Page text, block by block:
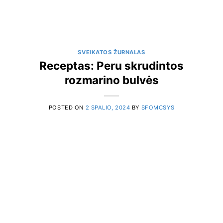
SVEIKATOS ŽURNALAS
Receptas: Peru skrudintos
rozmarino bulvės
POSTED ON 2 SPALIO, 2024 BY SFOMCSYS